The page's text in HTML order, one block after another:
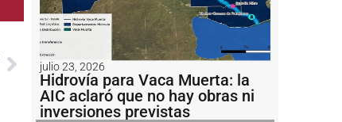
julio 23, 2026
Hidrovía para Vaca Muerta: la
AIC aclaró que no hay obras ni
inversiones previstas